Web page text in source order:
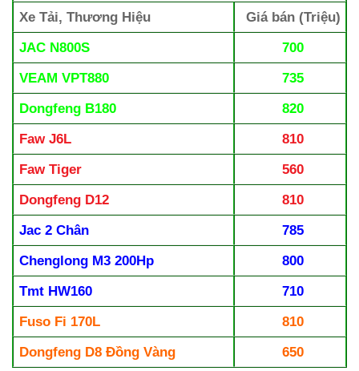
Xe Tải, Thương Hiệu
Giá bán (Triệu)
JAC N800S
700
VEAM VPT880
735
Dongfeng B180
820
Faw J6L
810
Faw Tiger
560
Dongfeng D12
810
Jac 2 Chân
785
Chenglong M3 200Hp
800
Tmt HW160
710
Fuso Fi 170L
810
Dongfeng D8 Đồng Vàng
650